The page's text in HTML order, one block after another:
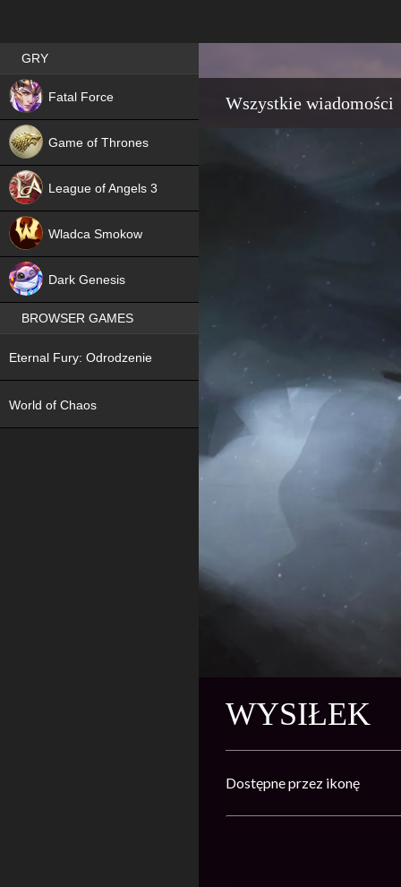
Wszystkie wiadomości
WYSIŁEK
Dostępne przez ikonę
Best RPG games in Poland
GRY
Fatal Force
NEW
Game of Thrones
League of Angels 3
Wladca Smokow
Dark Genesis
BROWSER GAMES
Eternal Fury: Odrodzenie
World of Chaos